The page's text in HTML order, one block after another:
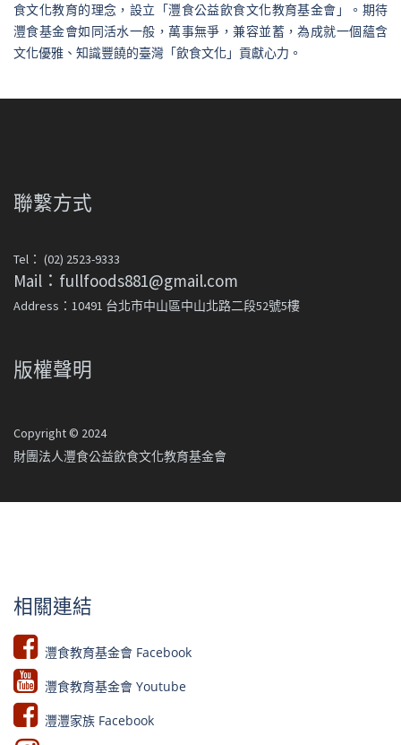
食文化教育的理念，設立「灃食公益飲食文化教育基金會」。期待
灃食基金會如同活水一般，萬事無爭，兼容並蓄，為成就一個蘊含
文化優雅、知識豐饒的臺灣「飲食文化」貢獻心力。
聯繫方式
Tel： (02) 2523-9333
Mail：fullfoods881@gmail.com
Address：10491 台北市中山區中山北路二段52號5樓
版權聲明
Copyright © 2024
財團法人灃食公益飲食文化教育基金會
相關連結
灃食教育基金會 Facebook​
灃食教育基金會 Youtube​​
灃灃家族 Facebook